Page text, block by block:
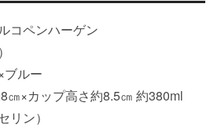
コペンハーゲン
ブルー
㎝×カップ高さ約8.5㎝ 約380ml
リン）